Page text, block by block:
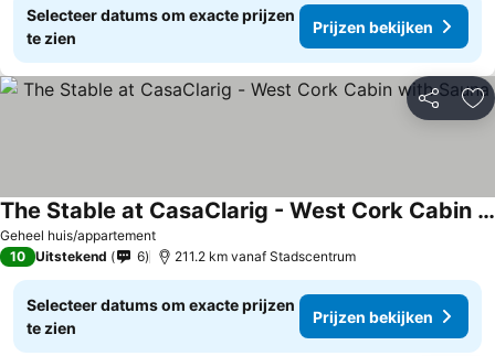
Selecteer datums om exacte prijzen
te zien
Prijzen bekijken
Delen
Geheel huis/appartement
The Stable at CasaClarig - West Cork Cabin with Sauna
Prijzen bekijken
10 Uitstekend 6 211.2 km vanaf Stadscentrum
Selecteer datums om exacte prijzen
te zien
Prijzen bekijken